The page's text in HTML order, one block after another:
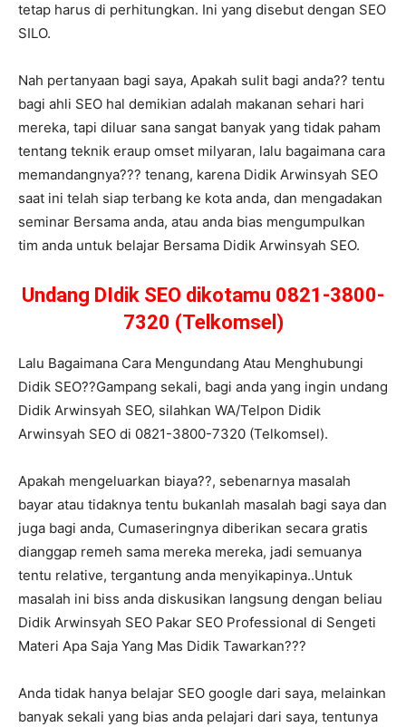
tetap harus di perhitungkan. Ini yang disebut dengan SEO
SILO.
Nah pertanyaan bagi saya, Apakah sulit bagi anda?? tentu
bagi ahli SEO hal demikian adalah makanan sehari hari
mereka, tapi diluar sana sangat banyak yang tidak paham
tentang teknik eraup omset milyaran, lalu bagaimana cara
memandangnya??? tenang, karena Didik Arwinsyah SEO
saat ini telah siap terbang ke kota anda, dan mengadakan
seminar Bersama anda, atau anda bias mengumpulkan
tim anda untuk belajar Bersama Didik Arwinsyah SEO.
Undang DIdik SEO dikotamu 0821-3800-
7320 (Telkomsel)
Lalu Bagaimana Cara Mengundang Atau Menghubungi
Didik SEO??Gampang sekali, bagi anda yang ingin undang
Didik Arwinsyah SEO, silahkan WA/Telpon Didik
Arwinsyah SEO di 0821-3800-7320 (Telkomsel).
Apakah mengeluarkan biaya??, sebenarnya masalah
bayar atau tidaknya tentu bukanlah masalah bagi saya dan
juga bagi anda, Cumaseringnya diberikan secara gratis
dianggap remeh sama mereka mereka, jadi semuanya
tentu relative, tergantung anda menyikapinya..Untuk
masalah ini biss anda diskusikan langsung dengan beliau
Didik Arwinsyah SEO Pakar SEO Professional di Sengeti
Materi Apa Saja Yang Mas Didik Tawarkan???
Anda tidak hanya belajar SEO google dari saya, melainkan
banyak sekali yang bias anda pelajari dari saya, tentunya